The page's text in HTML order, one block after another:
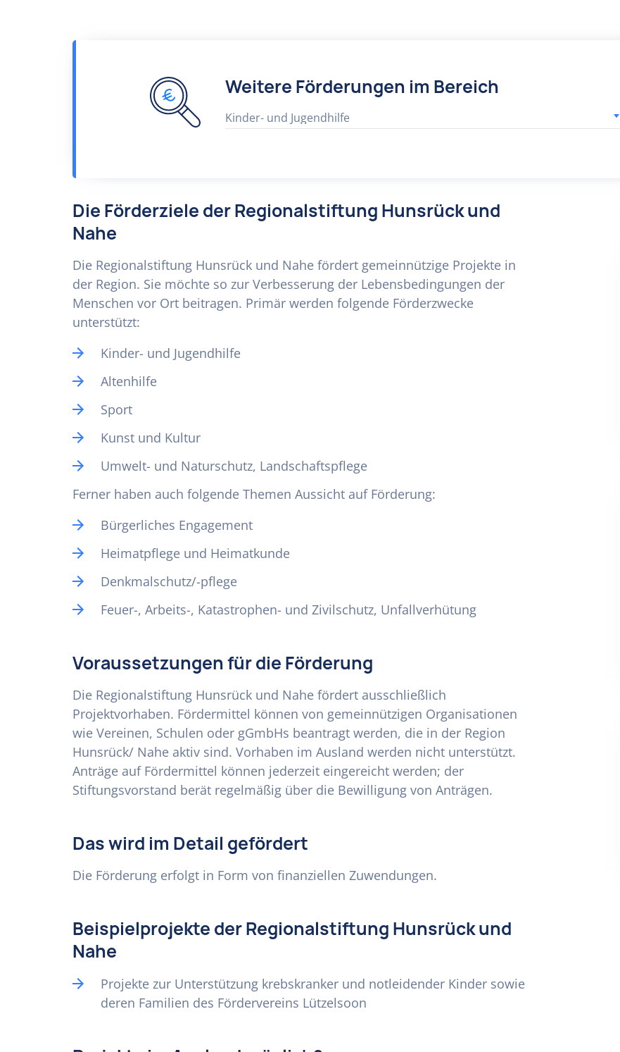
Weitere Förderungen im Bereich
Kinder- und Jugendhilfe
Die Förderziele der Regionalstiftung Hunsrück und
Nahe
Die Regionalstiftung Hunsrück und Nahe fördert gemeinnützige Projekte in
der Region. Sie möchte so zur Verbesserung der Lebensbedingungen der
Menschen vor Ort beitragen. Primär werden folgende Förderzwecke
unterstützt:
Kinder- und Jugendhilfe
Altenhilfe
Sport
Kunst und Kultur
Umwelt- und Naturschutz, Landschaftspflege
Ferner haben auch folgende Themen Aussicht auf Förderung:
Bürgerliches Engagement
Heimatpflege und Heimatkunde
Denkmalschutz/-pflege
Feuer-, Arbeits-, Katastrophen- und Zivilschutz, Unfallverhütung
Voraussetzungen für die Förderung
Die Regionalstiftung Hunsrück und Nahe fördert ausschließlich
Projektvorhaben. Fördermittel können von gemeinnützigen Organisationen
wie Vereinen, Schulen oder gGmbHs beantragt werden, die in der Region
Hunsrück/ Nahe aktiv sind. Vorhaben im Ausland werden nicht unterstützt.
Anträge auf Fördermittel können jederzeit eingereicht werden; der
Stiftungsvorstand berät regelmäßig über die Bewilligung von Anträgen.
Das wird im Detail gefördert
Die Förderung erfolgt in Form von finanziellen Zuwendungen.
Beispielprojekte der Regionalstiftung Hunsrück und
Nahe
Projekte zur Unterstützung krebskranker und notleidender Kinder sowie
deren Familien des Fördervereins Lützelsoon